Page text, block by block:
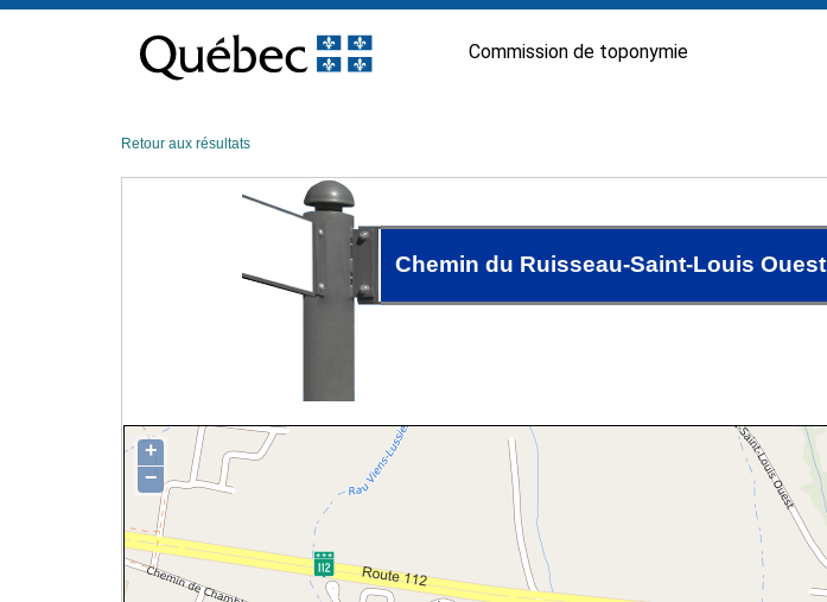
contenu
Commission de toponymie
Retour aux résultats
Chemin du Ruisseau-Saint-Louis Ouest
+
−